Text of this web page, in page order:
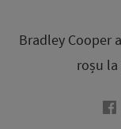
Bradley Cooper
roșu